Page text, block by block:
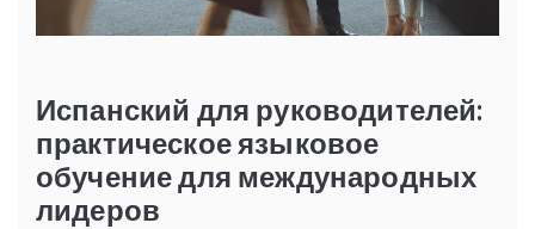
Испанский для руководителей:
практическое языковое
обучение для международных
лидеров